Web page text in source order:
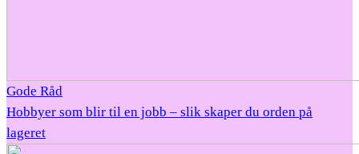
Gode Råd
Hobbyer som blir til en jobb – slik skaper du orden på
lageret